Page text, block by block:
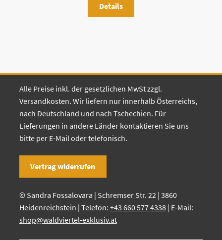
Details
Alle Preise inkl. der gesetzlichen MwSt zzgl.
Versandkosten. Wir liefern nur innerhalb Österreichs,
nach Deutschland und nach Tschechien. Für
Lieferungen in andere Länder kontaktieren Sie uns
bitte per E-Mail oder telefonisch.
Vertrag widerrufen
© Sandra Fossalovara | Schremser Str. 22 | 3860
Heidenreichstein | Telefon: +43 660 577 4338| E-Mail:
shop@waldviertel-exklusiv.at